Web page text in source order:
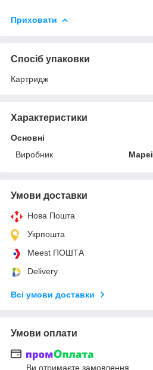
Приховати
Спосіб упаковки
Картридж
Характеристики
Основні
Виробник
Mapei
Умови доставки
Нова Пошта
Укрпошта
Meest ПОШТА
Delivery
Всі умови доставки
Умови оплати
Ви отримаєте замовлення